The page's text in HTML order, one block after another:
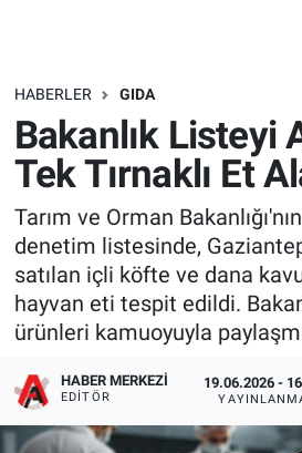
HABERLER GIDA
Bakanlık Listeyi
Tek Tırnaklı Et
Tarım ve Orman
denetim listesinde,
satılan içli köfte ve dana
hayvan eti tespit edildi.
ürünleri kamuoyuyla
HABER MERKEZI
EDITÖR
19.06.2026 -